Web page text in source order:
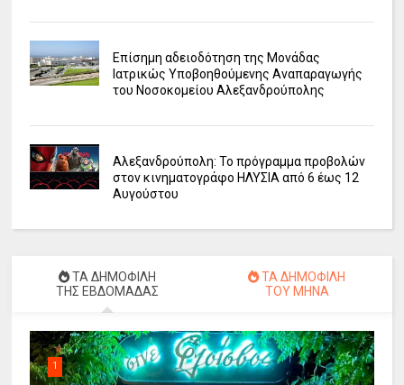
Επίσημη αδειοδότηση της Μονάδας
Ιατρικώς Υποβοηθούμενης Αναπαραγωγής
του Νοσοκομείου Αλεξανδρούπολης
Αλεξανδρούπολη: Το πρόγραμμα προβολών
στον κινηματογράφο ΗΛΥΣΙΑ από 6 έως 12
Αυγούστου
ΤΑ ΔΗΜΟΦΙΛΗ
ΤΗΣ ΕΒΔΟΜΑΔΑΣ
ΤΑ ΔΗΜΟΦΙΛΗ
ΤΟΥ ΜΗΝΑ
1